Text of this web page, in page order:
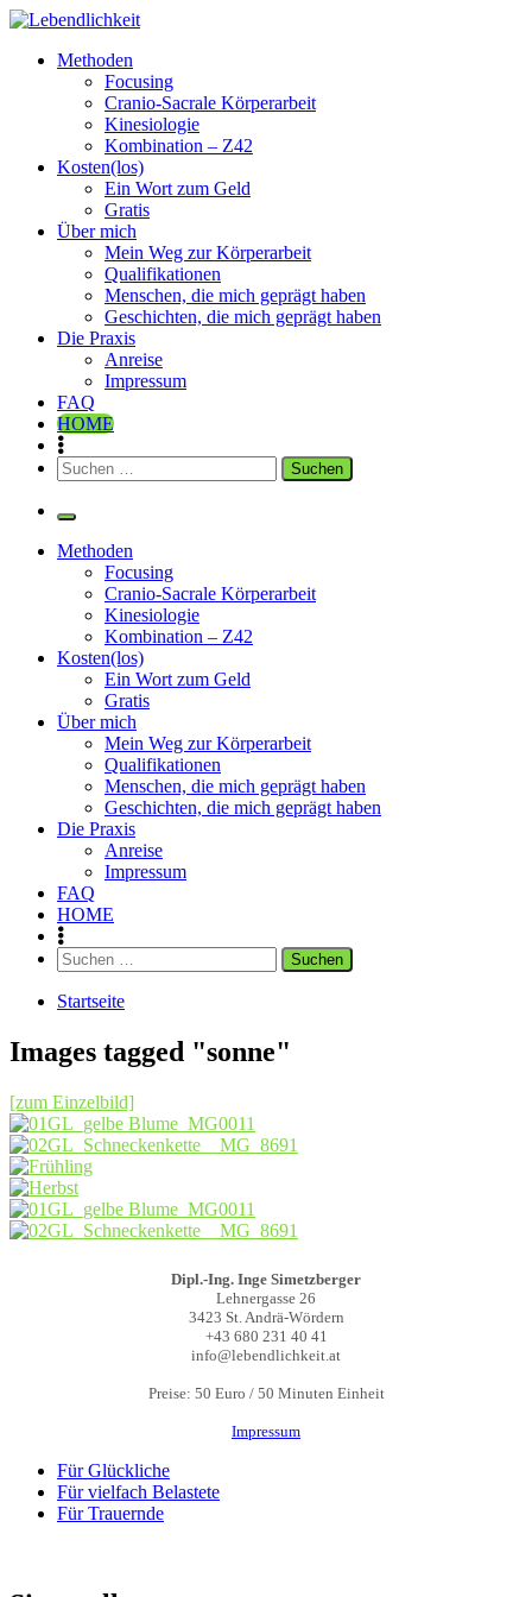
Zum
springen
Lebendlichkeit
Dipl.-Ing. Inge Simetzberger
Methoden
Focusing
Cranio-Sacrale Körperarbeit
Kinesiologie
Kombination – Z42
Kosten(los)
Ein Wort zum Geld
Gratis
Über mich
Mein Weg zur Körperarbeit
Qualifikationen
Menschen, die mich geprägt haben
Geschichten, die mich geprägt haben
Die Praxis
Anreise
Impressum
FAQ
HOME
Suchen
nach:
Methoden
Focusing
Cranio-Sacrale Körperarbeit
Kinesiologie
Kombination – Z42
Kosten(los)
Ein Wort zum Geld
Gratis
Über mich
Mein Weg zur Körperarbeit
Qualifikationen
Menschen, die mich geprägt haben
Geschichten, die mich geprägt haben
Die Praxis
Anreise
Impressum
FAQ
HOME
Suchen
nach:
Startseite
Images tagged "sonne"
[zum Einzelbild]
Dipl.-Ing. Inge Simetzberger
Lehnergasse 26
3423 St. Andrä-Wördern
+43 680 231 40 41
info@lebendlichkeit.at
Preise: 50 Euro / 50 Minuten Einheit
Impressum
Für Glückliche
Für vielfach Belastete
Für Trauernde